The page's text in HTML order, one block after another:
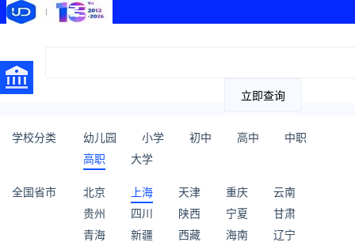
立即查询
学校分类 幼儿园 小学 初中 高中
中职
高职
大学
全国省市 北京 上海 天津 重庆
云南
贵州
四川 陕西 宁夏
甘肃
青海
新疆 西藏 海南
辽宁